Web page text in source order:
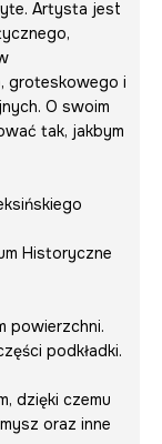
Artysta jest
groteskowego i
O swoim
tak, jakbym
Historyczne
powierzchni.
podkładki.
dzięki czemu
oraz inne